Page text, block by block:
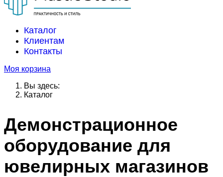
Каталог
Клиентам
Контакты
Моя корзина
Вы здесь:
Каталог
Демонстрационное
оборудование для
ювелирных магазинов